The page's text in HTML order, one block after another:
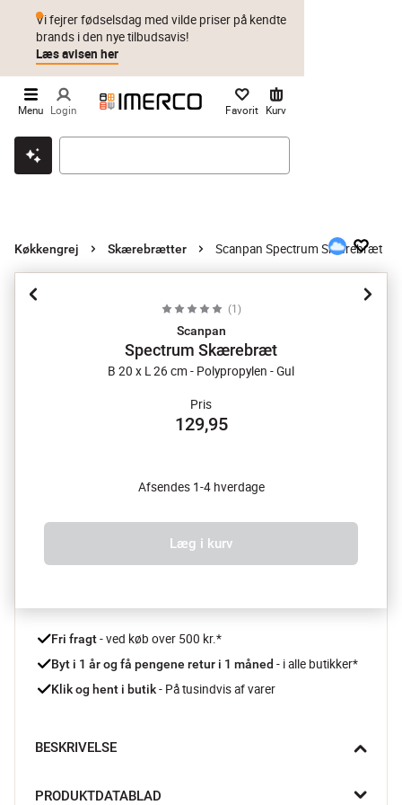
Klik & hent Byt i 1 år Prismatch
Vi fejrer fødselsdag med vilde priser på kendte
brands i den nye tilbudsavis!
Læs avisen her
Menu Login Favorit Kurv
Køkkengrej Skærebrætter Scanpan Spectrum Skærebræt
(1 )
Scanpan
Spectrum Skærebræt
B 20 x L 26 cm - Polypropylen - Gul
Pris
129,95
Afsendes 1-4 hverdage
Læg i kurv
Fri fragt - ved køb over 500 kr.*
Byt i 1 år og få pengene retur i 1 måned - i alle butikker*
Klik og hent i butik - På tusindvis af varer
BESKRIVELSE
friske frugter eller en steg direkte fra ovnen, er det rart med et
PRODUKTDATABLAD